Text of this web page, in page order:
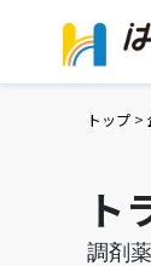
トップ >
ト
調剤